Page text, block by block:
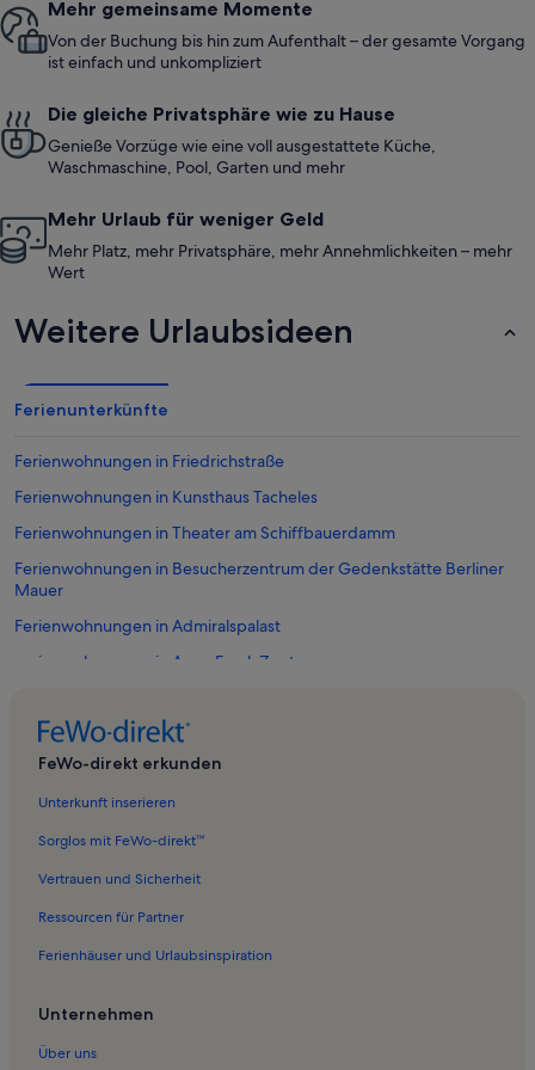
Kinder hatten viel Grün um sich herum . Es störte sich auch
niemand an der Lautstärke wenn sie tobten. Wir würden
jederzeit wieder kommen!!!
Mehr gemeinsame Momente
Von der Buchung bis hin zum Aufenthalt – der gesamte Vorgang
ist einfach und unkompliziert
Die gleiche Privatsphäre wie zu Hause
Genieße Vorzüge wie eine voll ausgestattete Küche,
Waschmaschine, Pool, Garten und mehr
Mehr Urlaub für weniger Geld
Mehr Platz, mehr Privatsphäre, mehr Annehmlichkeiten – mehr
Wert
Weitere Urlaubsideen
Ferienunterkünfte
Ferienwohnungen in Friedrichstraße
Ferienwohnungen in Kunsthaus Tacheles
Ferienwohnungen in Theater am Schiffbauerdamm
Ferienwohnungen in Besucherzentrum der Gedenkstätte Berliner
Mauer
Ferienwohnungen in Admiralspalast
Ferienwohnungen in Anne Frank Zentrum
Ferienunterkünfte nahe Friedrichstraße Station
Ferienwohnungen in Sammlung Hoffmann
Ferienwohnungen in Museum für Naturkunde
Ferienwohnungen in Haus Schwarzenberg
Ferienwohnungen in Sammlung Boros
Ferienwohnungen in Jüdische Mädchenschule
Ferienwohnungen in Deutsches Theater
Ferienwohnungen in Charité
Ferienwohnungen in Hackesche Höfe
FeWo-direkt erkunden
Unterkunft inserieren
Sorglos mit FeWo-direkt™
Vertrauen und Sicherheit
Ressourcen für Partner
Ferienhäuser und Urlaubsinspiration
Unternehmen
Über uns